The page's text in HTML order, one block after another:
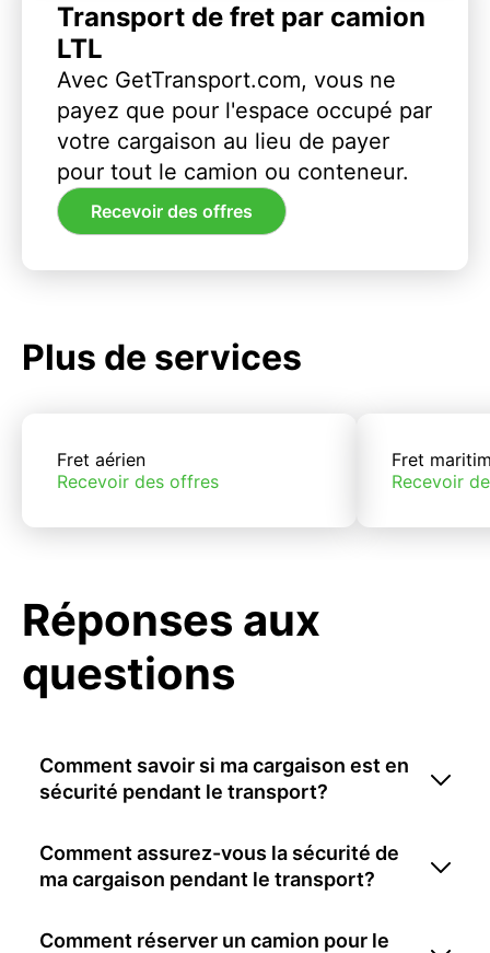
Transport de fret par camion
LTL
Avec GetTransport.com, vous ne
payez que pour l'espace occupé par
votre cargaison au lieu de payer
pour tout le camion ou conteneur.
Recevoir des offres
Plus de services
Fret aérien
Recevoir des offres
Fret
Recevoir
Réponses aux
questions
Comment savoir si ma cargaison est en
sécurité pendant le transport?
Comment assurez-vous la sécurité de
ma cargaison pendant le transport?
Comment réserver un camion pour le